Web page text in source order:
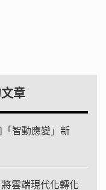
章
智動應變」新
雲端現代化轉化